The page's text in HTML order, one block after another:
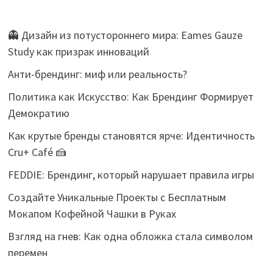
👻 Дизайн из потустороннего мира: Eames Gauze
Study как призрак инноваций
Анти-брендинг: миф или реальность?
Политика как Искусство: Как Брендинг Формирует
Демократию
Как крутые бренды становятся ярче: Идентичность
Cru+ Café 🍰
FEDDIE: Брендинг, который нарушает правила игры
Создайте Уникальные Проекты с Бесплатным
Мокапом Кофейной Чашки в Руках
Взгляд на гнев: Как одна обложка стала символом
перемен